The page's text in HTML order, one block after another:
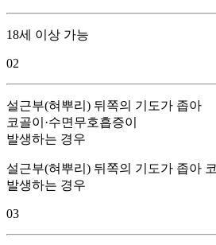
18세 이상 가능
02
설근부(혀뿌리) 뒤쪽의 기도가 좁아
코골이·수면무호흡증이
발생하는 경우
설근부(혀뿌리) 뒤쪽의 기도가 좁아
발생하는 경우
03